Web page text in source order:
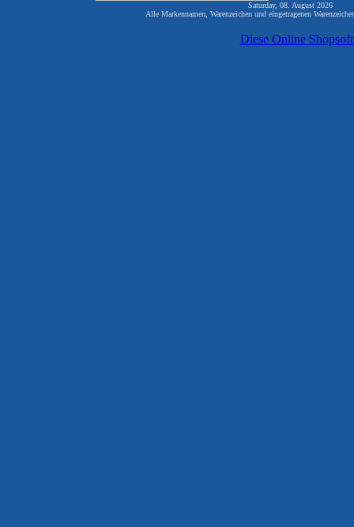
Saturday, 08. August 2026
Alle Markennamen, Warenzeichen und eingetragenen
Diese Online